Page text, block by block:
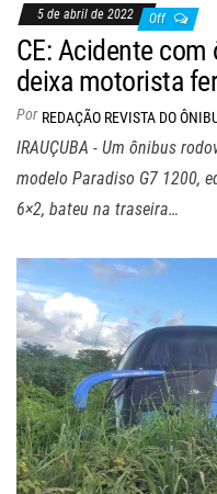
5 de abril de 2022 Off
CE: Acidente com
deixa motorista
Por REDAÇÃO REVISTA DO
IRAUÇUBA - Um ônibus
modelo Paradiso G7 1200,
6×2, bateu na traseira…